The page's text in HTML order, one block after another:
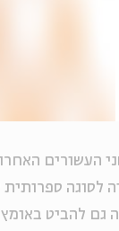
העשורים
לסוגה
גם להביט